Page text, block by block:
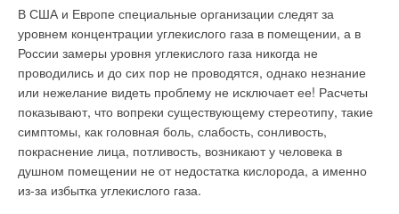
В США и Европе специальные организации следят за
уровнем концентрации углекислого газа в помещении, а в
России замеры уровня углекислого газа никогда не
проводились и до сих пор не проводятся, однако незнание
или нежелание видеть проблему не исключает ее! Расчеты
показывают, что вопреки существующему стереотипу, такие
симптомы, как головная боль, слабость, сонливость,
покраснение лица, потливость, возникают у человека в
душном помещении не от недостатка кислорода, а именно
из-за избытка углекислого газа.
арматурой Heimeier, это позволяет значительно экономить
энергию. Радиаторы поставляются с набором кронштейнов,
заглушек и воздухоотводчиком, благодаря этому можно легко
и быстро осуществлять монтаж радиатора и подключать его
к системе отопления.
На заводе Demir Dokum ®все радиаторы упаковываются
фабричным способом в термоусаживаемую прозрачную
пленку. Наружные углы радиаторов предохраняются
прокладками, изготовленными из картона.
один датчик, то лучше его устанавливать под потолком, как
можно ближе к центру комнаты. Если размещение датчика
по центру не представляется возможным, например, из-за
проблем с проводкой, его лучше установить так, чтобы
обеспечить для него открытое пространство. При этом край
датчика не должен располагаться ближе 10 см до стены.
Также устанавливаемый на стене датчик должен
размещаться так, чтобы до потолка оставалось от 10 до 30
см (рис. 1). Немаловажным при обеспечении полного охвата